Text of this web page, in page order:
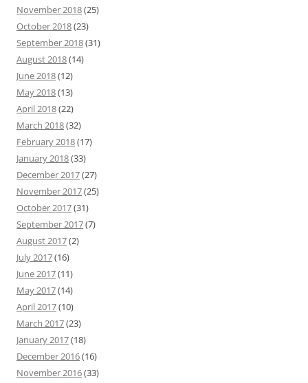
November 2018(25)
October 2018(23)
September 2018(31)
August 2018(14)
June 2018(12)
May 2018(13)
April 2018(22)
March 2018(32)
February 2018(17)
January 2018(33)
December 2017(27)
November 2017(25)
October 2017(31)
September 2017(7)
August 2017(2)
July 2017(16)
June 2017(11)
May 2017(14)
April 2017(10)
March 2017(23)
January 2017(18)
December 2016(16)
November 2016(33)